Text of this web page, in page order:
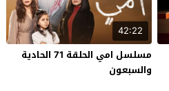
42:22
مسلسل امي الحلقة 71 الحادية
والسبعون